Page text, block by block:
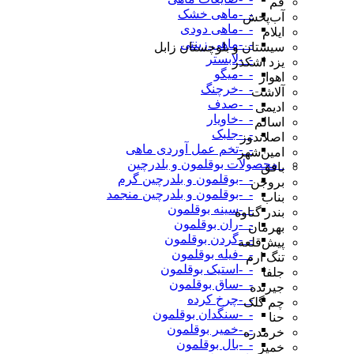
-_-ماهی خشک
-_-ماهی دودی
-_-ماهی زینتی
-_-لابستر
-_-میگو
-_-خرچنگ
-_-صدف
-_-خاویار
-_-جلبک
-_-تخم عمل آوردی ماهی
_محصولات بوقلمون و بلدرچین
-_-بوقلمون و بلدرچین گرم
-_-بوقلمون و بلدرچین منجمد
-_-سینه بوقلمون
-_-ران بوقلمون
-_-گردن بوقلمون
-_-فیله بوقلمون
-_-استیک بوقلمون
-_-ساق بوقلمون
-_-چرخ کرده
-_-سنگدان بوقلمون
-_-خمیر بوقلمون
-_-بال بوقلمون
آب‌پخش
ایلام
سیستان و بلوچستان زابل
یزد اشکذر
اهواز
آلاشت
ادیمی
اسالم
اصلاندوز
امین‌شهر
بافق
بروجن
بناب
بندر گناوه
بهرمان
پیش‌قلعه
تنگ ارم
جلفا
جیرنده
چم گلک
حنا
خرمدره
خمیر